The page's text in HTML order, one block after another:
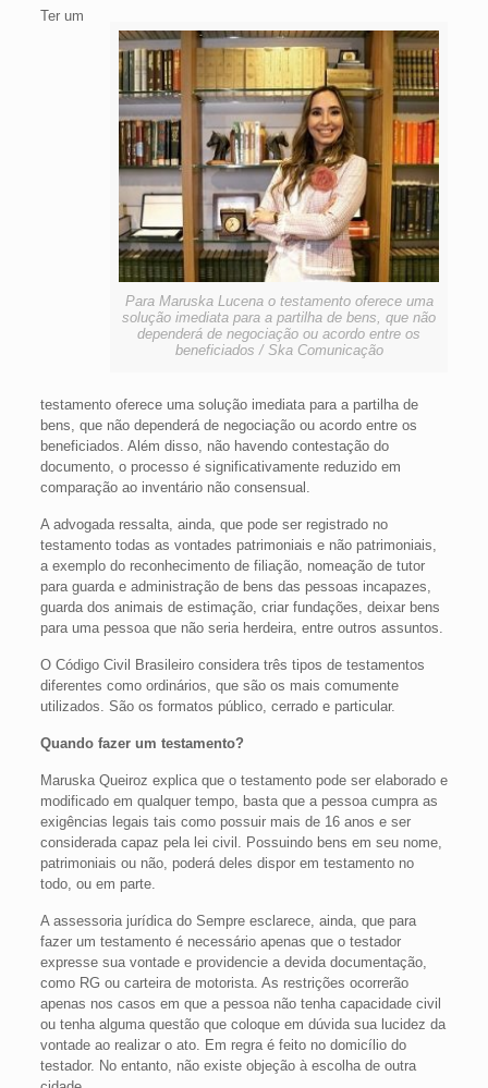
Para Maruska Lucena o testamento oferece uma
solução imediata para a partilha de bens, que não
dependerá de negociação ou acordo entre os
beneficiados / Ska Comunicação
Ter um
testamento oferece uma solução imediata para a partilha de
bens, que não dependerá de negociação ou acordo entre os
beneficiados. Além disso, não havendo contestação do
documento, o processo é significativamente reduzido em
comparação ao inventário não consensual.
A advogada ressalta, ainda, que pode ser registrado no
testamento todas as vontades patrimoniais e não patrimoniais,
a exemplo do reconhecimento de filiação, nomeação de tutor
para guarda e administração de bens das pessoas incapazes,
guarda dos animais de estimação, criar fundações, deixar bens
para uma pessoa que não seria herdeira, entre outros assuntos.
O Código Civil Brasileiro considera três tipos de testamentos
diferentes como ordinários, que são os mais comumente
utilizados. São os formatos público, cerrado e particular.
Quando fazer um testamento?
Maruska Queiroz explica que o testamento pode ser elaborado e
modificado em qualquer tempo, basta que a pessoa cumpra as
exigências legais tais como possuir mais de 16 anos e ser
considerada capaz pela lei civil. Possuindo bens em seu nome,
patrimoniais ou não, poderá deles dispor em testamento no
todo, ou em parte.
A assessoria jurídica do Sempre esclarece, ainda, que para
fazer um testamento é necessário apenas que o testador
expresse sua vontade e providencie a devida documentação,
como RG ou carteira de motorista. As restrições ocorrerão
apenas nos casos em que a pessoa não tenha capacidade civil
ou tenha alguma questão que coloque em dúvida sua lucidez da
vontade ao realizar o ato. Em regra é feito no domicílio do
testador. No entanto, não existe objeção à escolha de outra